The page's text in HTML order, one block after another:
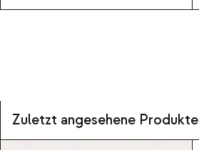
Zuletzt angesehene Produkte